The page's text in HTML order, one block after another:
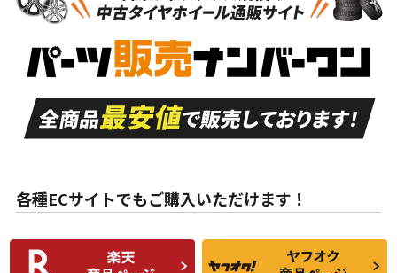
S
品）
S
新車外し品（新古
付き
A
走行距離も少なく、
目立つ傷もほとんど
ない中古品
A
走行距離も少なく、
非常に状態の良い中
古品
な中古品
んどない中古品
C
比較的きれいな中古
品
C
られるが、使用に問
題のない中古品
各種ECサイトでもご購入いただけます！